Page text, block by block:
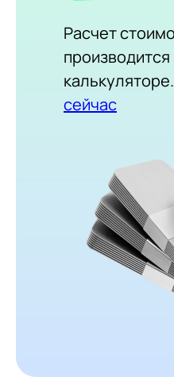
Расчет
производится
калькуляторе.
сейчас